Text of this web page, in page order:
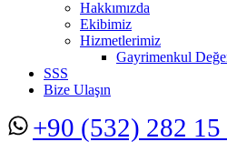
Hakkımızda
Ekibimiz
Hizmetlerimiz
Gayrimenkul
SSS
Bize Ulaşın
+90 (532) 282 15